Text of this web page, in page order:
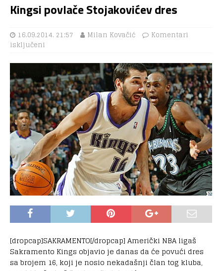
Kingsi povlače Stojakovićev dres
16.09.2014. 21:57 Milan Kovačić
Komentari
isključeni
[dropcap]SAKRAMENTO[/dropcap] Američki NBA ligaš
Sakramento Kings objavio je danas da će povući dres
sa brojem 16, koji je nosio nekadašnji član tog kluba,